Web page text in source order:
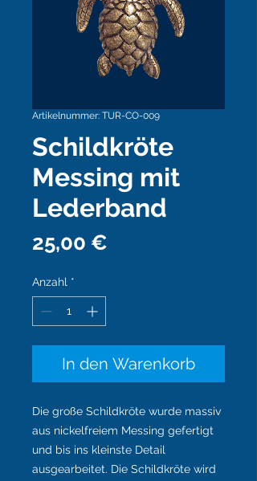
Artikelnummer: TUR-CO-009
Schildkröte
Messing mit
Lederband
25,00 €
Anzahl *
In den Warenkorb
Die große Schildkröte wurde massiv
aus nickelfreiem Messing gefertigt
und bis ins kleinste Detail
ausgearbeitet. Die Schildkröte wird